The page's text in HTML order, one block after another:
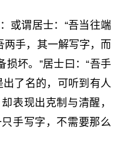
或谓居士：“吾当往端
两手，其一解写字，而
损坏。”居士曰：“吾手
出了名的，可听到有人
表现出克制与清醒，
手写字，不需要那么